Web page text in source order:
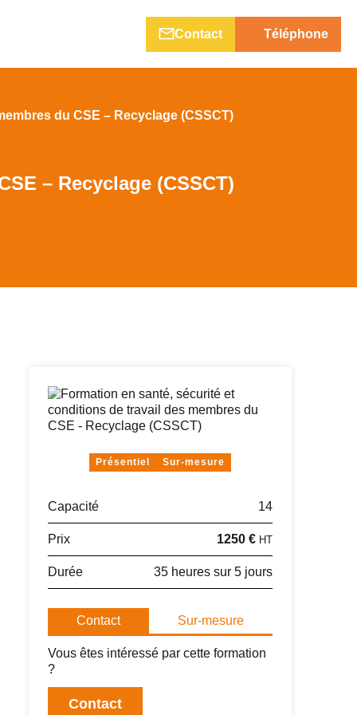
Contact Téléphone
du CSE – Recyclage (CSSCT)
– Recyclage (CSSCT)
Présentiel Sur-mesure
Capacité 14
Prix 1250 € HT
Durée 35 heures sur 5 jours
Contact Sur-mesure
Vous êtes intéressé par cette formation
?
Contact